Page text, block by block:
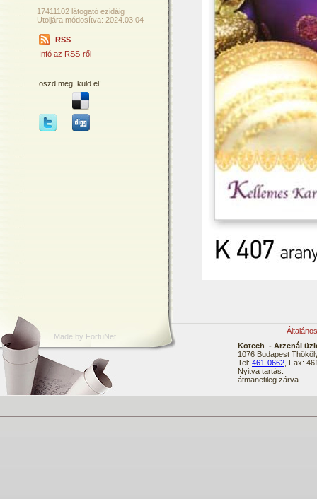
17411102 látogató ezidáig
Utoljára módosítva: 2024.03.04
RSS
Infó az RSS-ről
oszd meg, küld el!
Made by FortuNet
Kotech - Arzenál
1076 Budapest
Tel: 461-0662 , Fax:
Nyitva tartás:
átmanetileg zárva